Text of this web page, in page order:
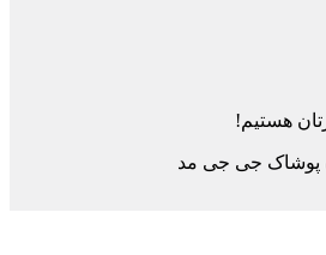
هستیم!
پوشاک جی جی مد